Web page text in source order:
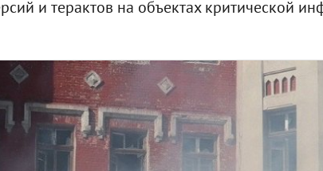
и терактов на объектах критической